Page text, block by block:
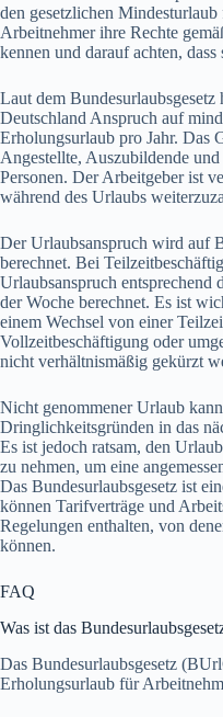
den gesetzlichen
Arbeitnehmer ihre Rechte
kennen und darauf achten,
Laut dem
Deutschland Anspruch auf
Erholungsurlaub pro Jahr. Das
Angestellte, Auszubildende
Personen. Der Arbeitgeber ist
während des Urlaubs
Der Urlaubsanspruch wird auf
berechnet. Bei
Urlaubsanspruch entsprechend
der Woche berechnet. Es ist
einem Wechsel von einer
Vollzeitbeschäftigung oder
nicht verhältnismäßig gekürzt
Nicht genommener Urlaub
Dringlichkeitsgründen in das
Es ist jedoch ratsam, den
zu nehmen, um eine
Das Bundesurlaubsgesetz ist
können Tarifverträge und
Regelungen enthalten, von
können.
FAQ
Was ist das
Das Bundesurlaubsgesetz
Erholungsurlaub für